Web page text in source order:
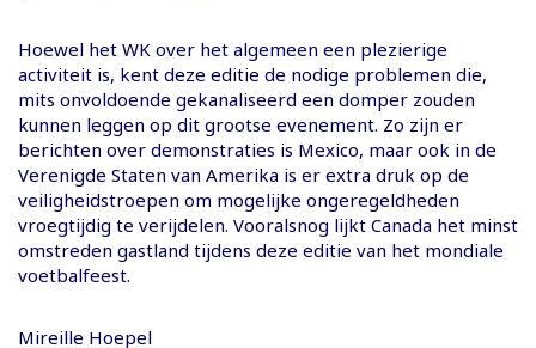
Hoewel het WK over het algemeen een plezierige
activiteit is, kent deze editie de nodige problemen die,
mits onvoldoende gekanaliseerd een domper zouden
kunnen leggen op dit grootse evenement. Zo zijn er
berichten over demonstraties is Mexico, maar ook in de
Verenigde Staten van Amerika is er extra druk op de
veiligheidstroepen om mogelijke ongeregeldheden
vroegtijdig te verijdelen. Vooralsnog lijkt Canada het minst
omstreden gastland tijdens deze editie van het mondiale
voetbalfeest.
Mireille Hoepel